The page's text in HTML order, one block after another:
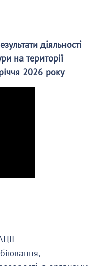
діяльності
на території
2026 року